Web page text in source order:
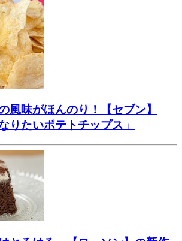
風味がほんのり！【セブン】
りたいポテトチップス」